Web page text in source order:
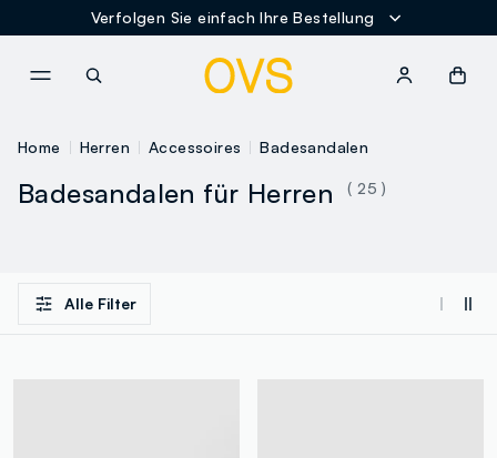
Verfolgen Sie einfach Ihre Bestellung
Home Herren Accessoires Badesandalen
Badesandalen für Herren ( 25 )
Alle Filter